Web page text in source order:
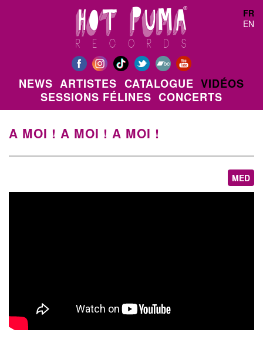
FR
EN
NEWS ARTISTES CATALOGUE VIDÉOS
SESSIONS FÉLINES CONCERTS
A MOI ! A MOI ! A MOI !
MED